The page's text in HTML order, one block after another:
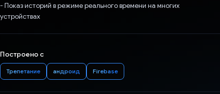
- Показ историй в режиме реального времени на многих
устройствах
Построено с
Трепетание андроид Firebase